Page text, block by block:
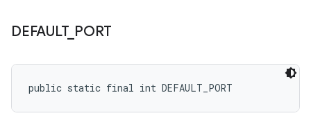
DEFAULT_ PORT
public static final int DEFAULT_PORT